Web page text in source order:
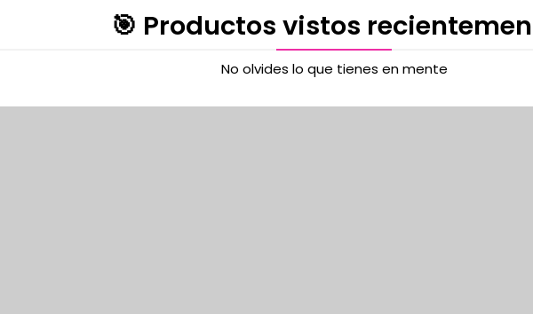
🎯 Productos vistos
No olvides lo que tienes en mente